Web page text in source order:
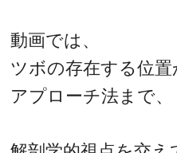
動画では、
ツボの存在する位置
アプローチ法まで、